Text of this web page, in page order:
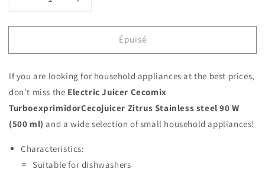
Réduire
quantité
Electric
Cecomix
TurboexprimidorCecojuicer
Zitrus
Stainless
steel
W
(500
Augmenter
quantité
Electric
Cecomix
TurboexprimidorCecojuicer
Zitrus
Stainless
steel
W
(500
Épuisé
If you are looking for household appliances at the best prices,
don't miss the Electric Juicer Cecomix
TurboexprimidorCecojuicer Zitrus Stainless steel 90 W
(500 ml) and a wide selection of small household appliances!
Characteristics:
Suitable for dishwashers